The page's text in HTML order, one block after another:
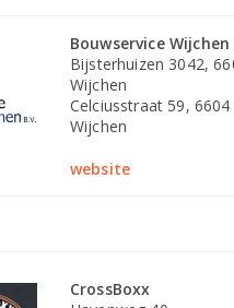
Bouwservice Wijchen
Bijsterhuizen 3042,
Wijchen
Celciusstraat 59, 6604
Wijchen
website
CrossBoxx